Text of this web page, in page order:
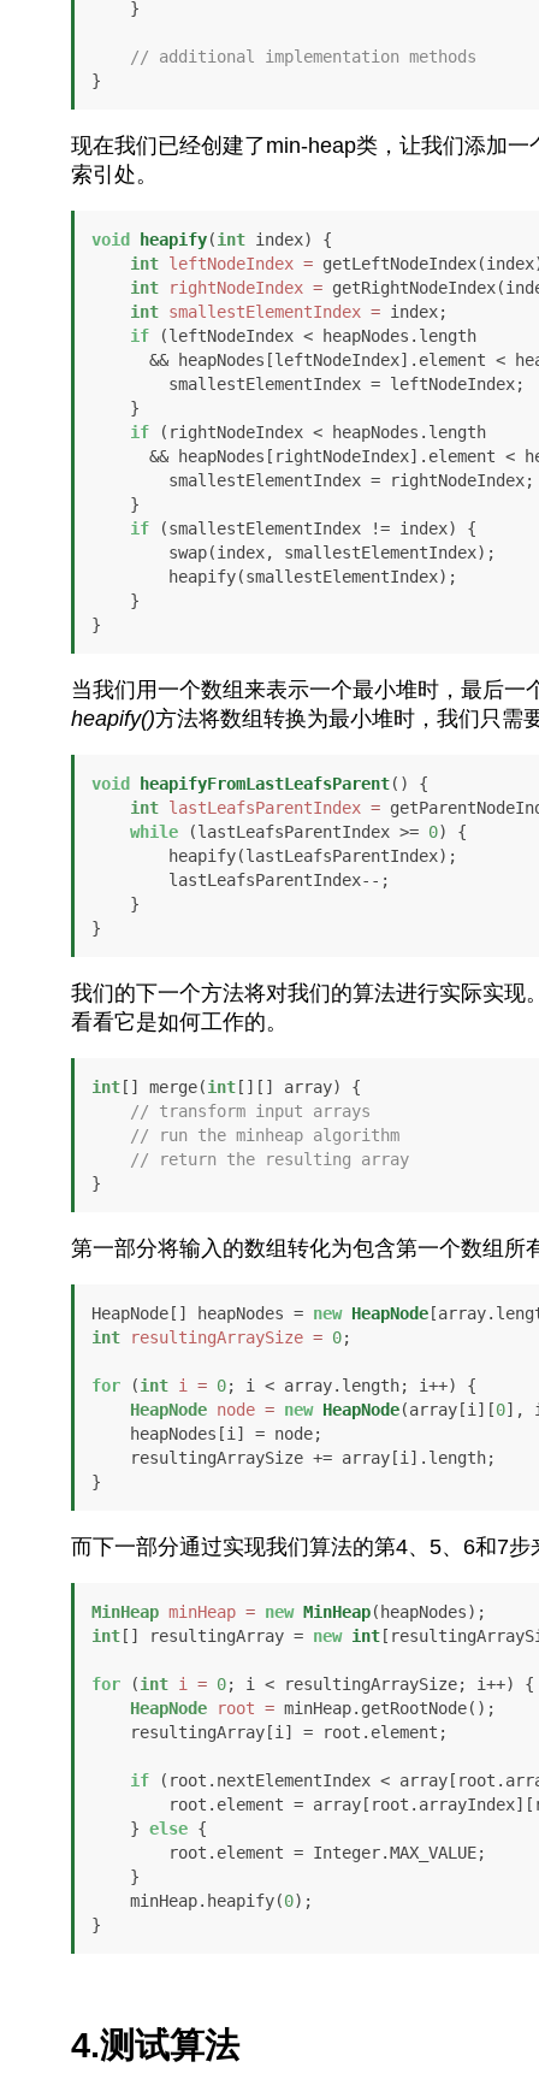
// additional implementation methods
}
现在我们已经创建了min-heap类，让我们添加
索引处。
void heapify(int index)
{
int leftNodeIndex =
int
rightNodeIndex =
int smallestElementIndex = index;
if (leftNodeIndex < heapNodes.length
if (rightNodeIndex < heapNodes.length
if (smallestElementIndex != index) {
}
当我们用一个数组来表示一个最小堆时，最后
heapify()方法将数组转换为最小堆时，我们只需
void heapifyFromLastLeafsParent()
{
int lastLeafsParentIndex =
while (lastLeafsParentIndex >= 0) {
}
我们的下一个方法将对我们的算法进行实际实
看看它是如何工作的。
int[] merge(int[][] array) {
// transform input arrays
// run the minheap algorithm
// return the resulting array
}
第一部分将输入的数组转化为包含第一个数组
HeapNode[] heapNodes = new HeapNode
int
resultingArraySize = 0;
for (int i = 0; i < array.length; i++) {
HeapNode node = new HeapNode(array[i][0],
}
而下一部分通过实现我们算法的第4、5、6和7步
MinHeap minHeap = new MinHeap
int[] resultingArray = new int
for (int i = 0; i < resultingArraySize; i++) {
HeapNode
root = minHeap.getRootNode();
if (root.nextElementIndex <
    }
else {
    minHeap.heapify(
0);
}
4.测试算法